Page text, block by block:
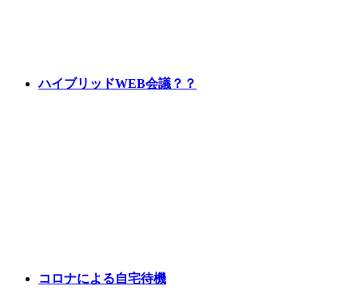
ハイブリッドWEB会議？？
コロナによる自宅待機